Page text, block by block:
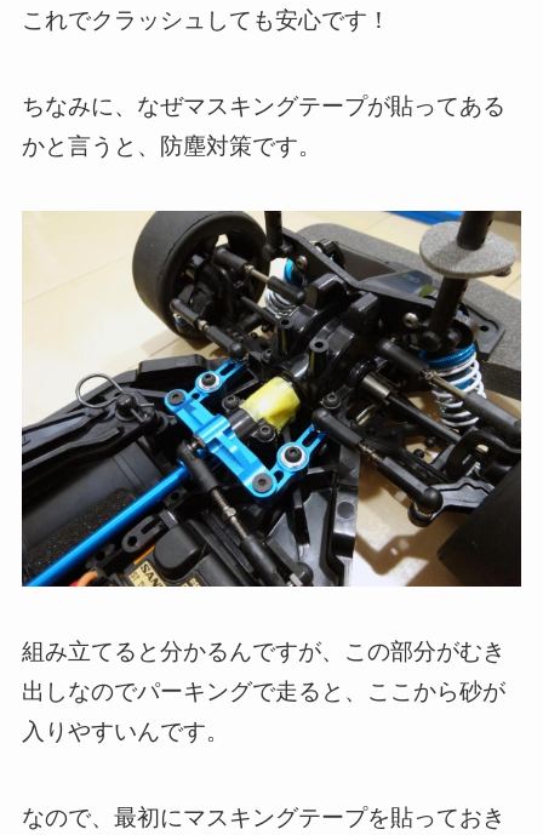
これでクラッシュしても安心です！
ちなみに、なぜマスキングテープが貼ってある
かと言うと、防塵対策です。
組み立てると分かるんですが、この部分がむき
出しなのでパーキングで走ると、ここから砂が
入りやすいんです。
なので、最初にマスキングテープを貼っておき